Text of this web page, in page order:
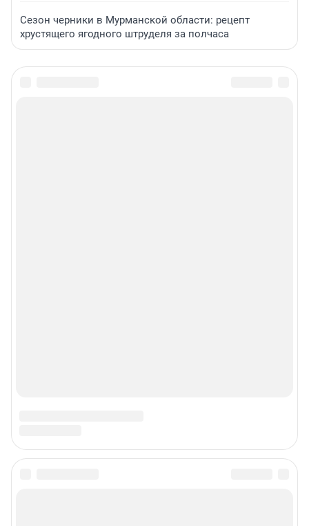
Сезон черники в Мурманской области: рецепт
хрустящего ягодного штруделя за полчаса